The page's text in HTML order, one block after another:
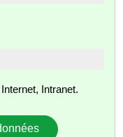
Intranet.